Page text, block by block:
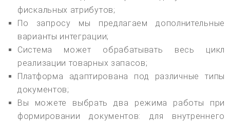
фискальных атрибутов;
По запросу мы предлагаем дополнительные
варианты интеграции;
Система может обрабатывать весь цикл
реализации товарных запасов;
Платформа адаптирована под различные типы
документов;
Вы можете выбрать два режима работы при
формировании документов: для внутреннего